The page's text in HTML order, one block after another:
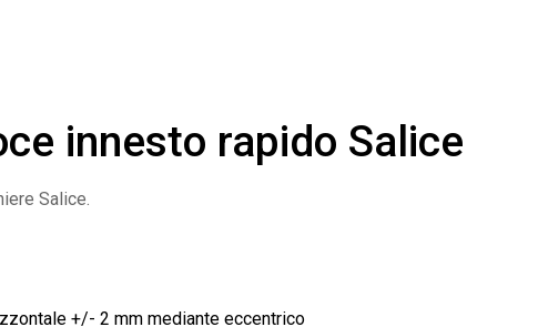
innesto rapido Salice
Salice.
+/- 2 mm mediante eccentrico